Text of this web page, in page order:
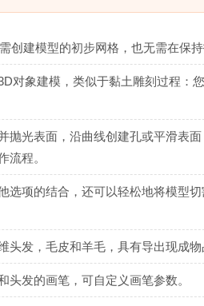
创建模型的初步网格，也无需在保
对象建模，类似于黏土雕刻过程：
抛光表面，沿曲线创建孔或平滑表
流程。
选项的结合，还可以轻松地将模型
头发，毛皮和羊毛，具有导出现成物
头发的画笔，可自定义画笔参数。